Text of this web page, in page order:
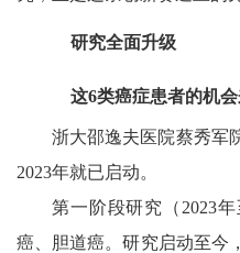
研究全面升级
这6类癌症患者的机
浙大邵逸夫医院蔡秀军
2023年就已启动。
第一阶段研究（ 2023年
癌、胆道癌。研究启动至今